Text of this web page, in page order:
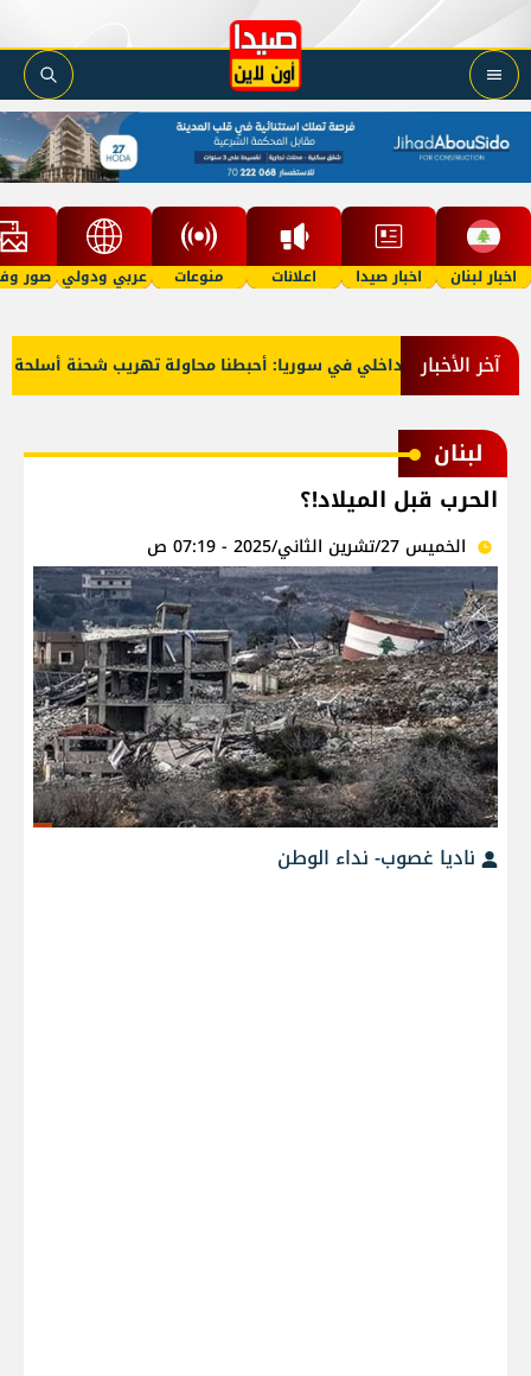
اخبار لبنان اخبار صيدا اعلانات منوعات عربي ودولي صور
آخر الأخبار
قوى الأمن الداخلي في سوريا: أحبطنا محاولة تهريب شحنة أسلحة
لبنان
الحرب قبل الميلاد!؟
الخميس 27/تشرين الثاني/2025 - 07:19 ص
ناديا غصوب- نداء الوطن